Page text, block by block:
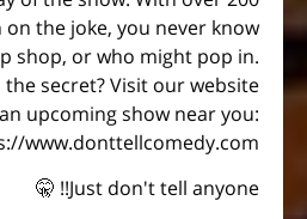
on the joke, you never know
shop, or who might pop in.
secret? Visit our website
upcoming show near you:
www.donttellcomedy.com
Just don't tell anyone!! 🤫